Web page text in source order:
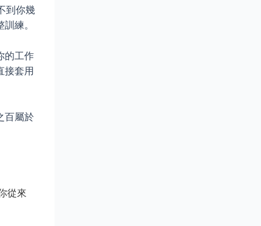
到你幾
練。
的工作
接套用
百屬於
從來